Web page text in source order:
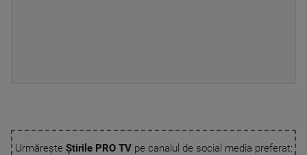
Urmărește Știrile PRO TVpe canalul de social media preferat: